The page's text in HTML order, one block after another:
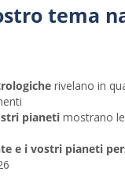
tema
rivelano in
pianeti mostrano
e i vostri pianeti